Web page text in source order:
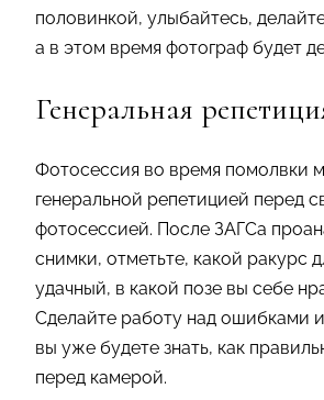
половинкой, улыбайтесь,
а в этом время фотограф будет
Генеральная
Фотосессия во время помолвки
генеральной репетицией перед
фотосессией. После ЗАГСа
снимки, отметьте, какой ракурс
удачный, в какой позе вы себе
Сделайте работу над ошибками
вы уже будете знать, как
перед камерой.